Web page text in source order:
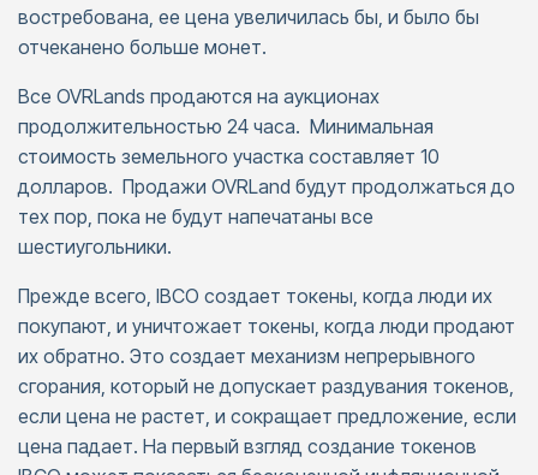
востребована, ее цена увеличилась бы, и было бы
отчеканено больше монет.
Все OVRLands продаются на аукционах
продолжительностью 24 часа. Минимальная
стоимость земельного участка составляет 10
долларов. Продажи OVRLand будут продолжаться до
тех пор, пока не будут напечатаны все
шестиугольники.
Прежде всего, IBCO создает токены, когда люди их
покупают, и уничтожает токены, когда люди продают
их обратно. Это создает механизм непрерывного
сгорания, который не допускает раздувания токенов,
если цена не растет, и сокращает предложение, если
цена падает. На первый взгляд создание токенов